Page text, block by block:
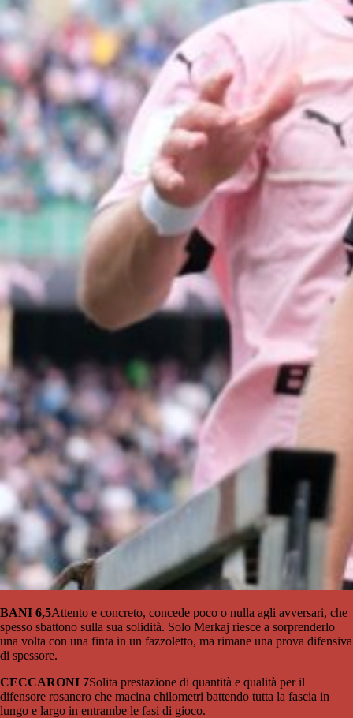
BANI 6,5Attento e concreto, concede poco o nulla agli avversari, che
spesso sbattono sulla sua solidità. Solo Merkaj riesce a sorprenderlo
una volta con una finta in un fazzoletto, ma rimane una prova difensiva
di spessore.
CECCARONI 7Solita prestazione di quantità e qualità per il
difensore rosanero che macina chilometri battendo tutta la fascia in
lungo e largo in entrambe le fasi di gioco.